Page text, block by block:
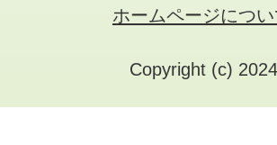
ホームページについ
Copyright (c)